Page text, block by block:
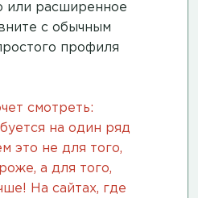
или расширенное
с обычным
профиля
смотреть:
на один ряд
это не для того,
а для того,
На сайтах, где